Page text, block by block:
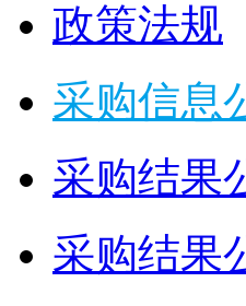
政策法规
采购信息
采购结果
采购结果